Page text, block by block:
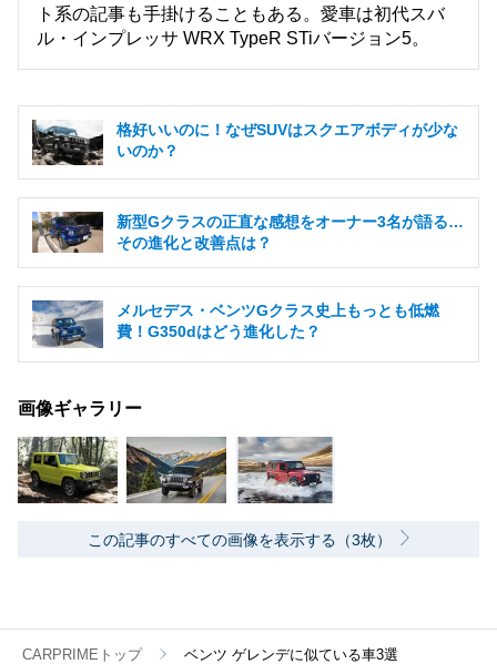
ト系の記事も手掛けることもある。愛車は初代スバ
ル・インプレッサ WRX TypeR STiバージョン5。
格好いいのに！なぜSUVはスクエアボディが少な
いのか？
新型Gクラスの正直な感想をオーナー3名が語る…
その進化と改善点は？
メルセデス・ベンツGクラス史上もっとも低燃
費！G350dはどう進化した？
画像ギャラリー
この記事のすべての画像を表示する（3枚）
CARPRIMEトップ ベンツ ゲレンデに似ている車3選